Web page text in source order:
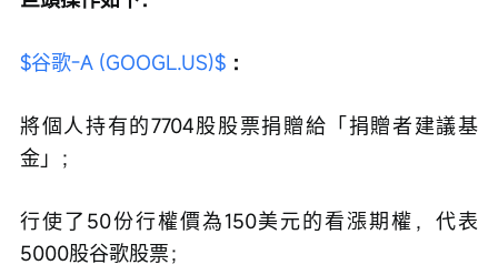
$谷歌-A (GOOGL.US)$ ：
將個人持有的7704股股票捐贈給「捐贈者建議基
金」；
行使了50份行權價為150美元的看漲期權，代表
5000股谷歌股票；